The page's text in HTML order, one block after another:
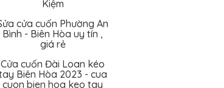
Bình - Biên Hòa uy tín ,
giá rẻ
tay Biên Hòa 2023 - cua
cuon bien hoa keo tay